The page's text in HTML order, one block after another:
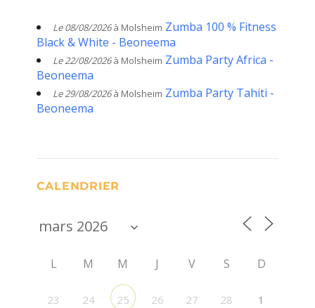
Le 08/08/2026à Molsheim Zumba 100 % Fitness
Black & White - Beoneema
Le 22/08/2026à Molsheim Zumba Party Africa -
Beoneema
Le 29/08/2026à Molsheim Zumba Party Tahiti -
Beoneema
CALENDRIER
L M M J V S D
23 24 25 26 27 28 1